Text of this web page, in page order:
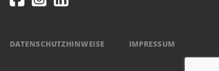
DATENSCHUTZHINWEISE IMPRESSUM